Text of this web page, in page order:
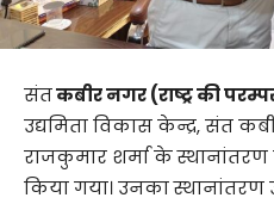
संतकबीर नगर (राष्ट्र की
उद्यमिता विकास केन्द्र, संत
राजकुमार शर्मा के स्थानांतरण
किया गया। उनका स्थानांतरण